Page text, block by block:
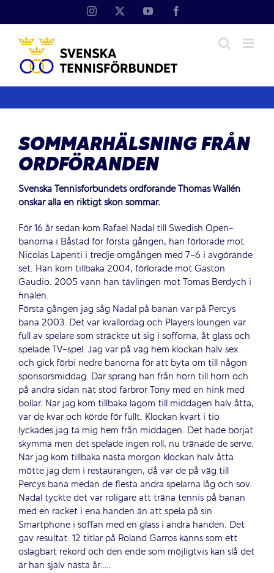
Instagram YouTube
SOMMARHÄLSNING FRÅN
ORDFÖRANDEN
Svenska Tennisförbundets ordförande Thomas Wallén
önskar alla en riktigt skön sommar.
För 16 år sedan kom Rafael Nadal till Swedish Open-
banorna i Båstad för första gången, han förlorade mot
Nicolas Lapenti i tredje omgången med 7-6 i avgörande
set. Han kom tillbaka 2004, förlorade mot Gaston
Gaudio. 2005 vann han tävlingen mot Tomas Berdych i
finalen.
Första gången jag såg Nadal på banan var på Percys
bana 2003. Det var kvallördag och Players loungen var
full av spelare som sträckte ut sig i sofforna, åt glass och
spelade TV-spel. Jag var på väg hem klockan halv sex
och gick förbi nedre banorna för att byta om till någon
sponsorsmiddag. Där sprang han från hörn till hörn och
på andra sidan nät stod farbror Tony med en hink med
bollar. När jag kom tillbaka lagom till middagen halv åtta,
var de kvar och körde för fullt. Klockan kvart i tio
lyckades jag ta mig hem från middagen. Det hade börjat
skymma men det spelade ingen roll, nu tränade de serve.
När jag kom tillbaka nästa morgon klockan halv åtta
mötte jag dem i restaurangen, då var de på väg till
Percys bana medan de flesta andra spelarna låg och sov.
Nadal tyckte det var roligare att träna tennis på banan
med en racket i ena handen än att spela på sin
Smartphone i soffan med en glass i andra handen. Det
gav resultat. 12 titlar på Roland Garros känns som ett
oslagbart rekord och den ende som möjligtvis kan slå det
är han själv nästa år…..